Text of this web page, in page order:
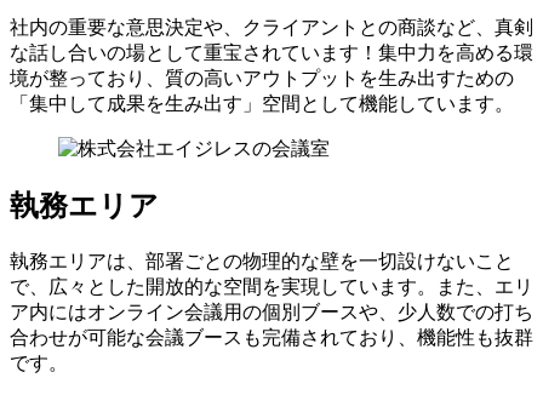
社内の重要な意思決定や、クライアントとの商談など、真剣
な話し合いの場として重宝されています！集中力を高める環
境が整っており、質の高いアウトプットを生み出すための
「集中して成果を生み出す」空間として機能しています。
執務エリア
執務エリアは、部署ごとの物理的な壁を一切設けないこと
で、広々とした開放的な空間を実現しています。また、エリ
ア内にはオンライン会議用の個別ブースや、少人数での打ち
合わせが可能な会議ブースも完備されており、機能性も抜群
です。